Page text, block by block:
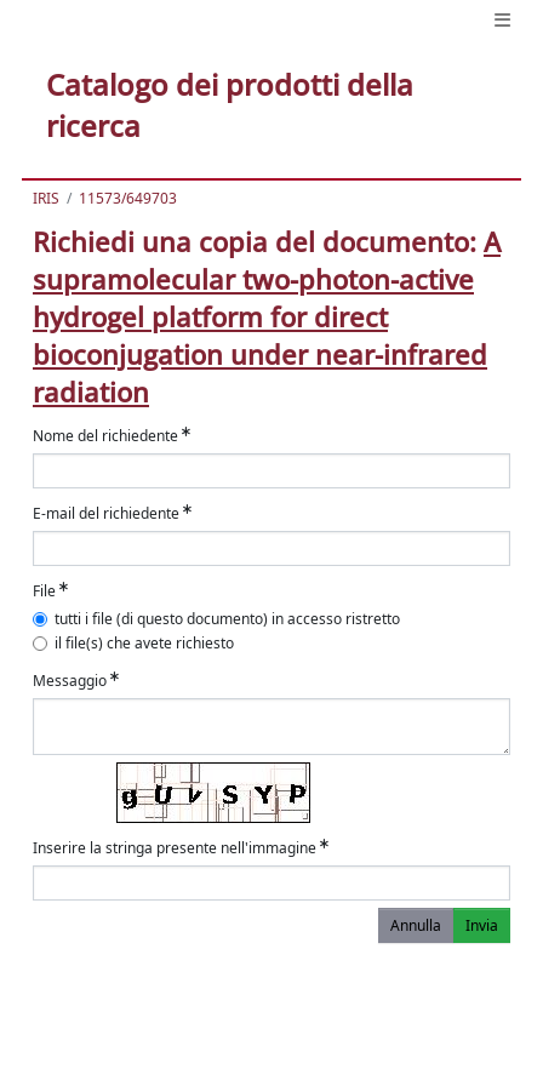
Catalogo dei prodotti della
ricerca
IRIS 11573/649703
Richiedi una copia del documento: A
supramolecular two-photon-active
hydrogel platform for direct
bioconjugation under near-infrared
radiation
Nome del richiedente
E-mail del richiedente
File
tutti i file (di questo documento) in accesso ristretto
il file(s) che avete richiesto
Messaggio
Inserire la stringa presente nell'immagine
Annulla Invia